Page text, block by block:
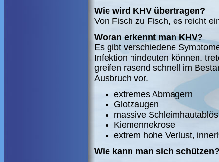
Wie wird KHV übertragen?
Von Fisch zu Fisch, es reicht
Woran erkennt man KHV?
Es gibt verschiedene
Infektion hindeuten können,
greifen rasend schnell im
Ausbruch vor.
extremes Abmagern
Glotzaugen
massive
Kiemennekrose
extrem hohe Verlust,
Wie kann man sich schützen?